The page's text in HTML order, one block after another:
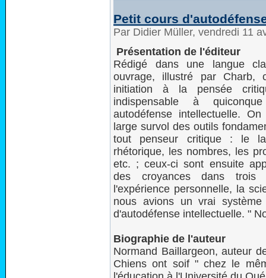
Petit cours
Par Didier Müller, vendredi 11
Présentation de l'éditeur
Rédigé dans une langue
ouvrage, illustré par Charb,
initiation à la pensée
indispensable à
autodéfense intellectuelle.
large survol des outils
tout penseur critique : le
rhétorique, les nombres, les
etc. ; ceux-ci sont ensuite
des croyances dans trois
l'expérience personnelle, la
nous avions un vrai
d'autodéfense intellectuelle. "
Biographie de l'auteur
Normand Baillargeon, auteur
Chiens ont soif " chez le